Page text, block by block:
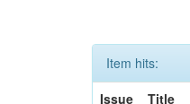
Item hits:
Issue
Title